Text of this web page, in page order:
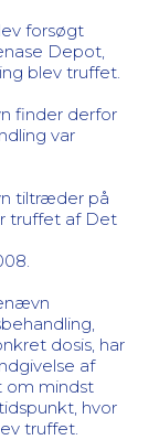
forsøgt
Depot,
blev truffet.
finder derfor
var
tiltræder på
truffet af Det
dosis, har
af
om mindst
hvor
truffet.